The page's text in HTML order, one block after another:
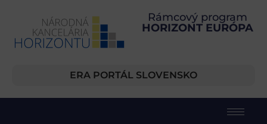
Rámcový program
HORIZONT EURÓPA
ERA PORTÁL SLOVENSKO